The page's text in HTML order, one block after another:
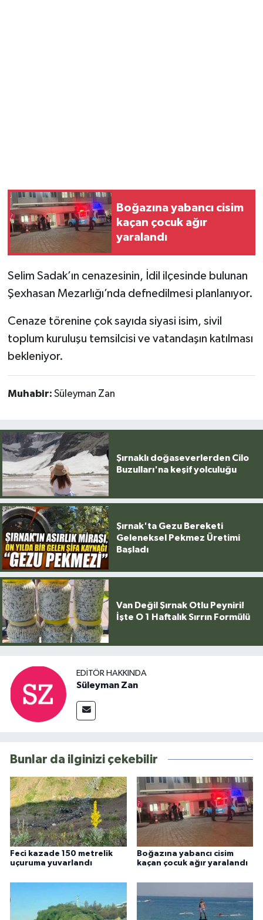
Boğazına yabancı cisim
kaçan çocuk ağır
yaralandı
Selim Sadak’ın cenazesinin, İdil ilçesinde bulunan
Şexhasan Mezarlığı’nda defnedilmesi planlanıyor.
Cenaze törenine çok sayıda siyasi isim, sivil
toplum kuruluşu temsilcisi ve vatandaşın katılması
bekleniyor.
Muhabir: Süleyman Zan
Şırnaklı doğaseverlerden Cilo
Buzulları'na keşif yolculuğu
Şırnak'ta Gezu Bereketi
Geleneksel Pekmez Üretimi
Başladı
Van Değil Şırnak Otlu Peyniri!
İşte O 1 Haftalık Sırrın Formülü
EDITÖR HAKKINDA
Süleyman Zan
Bunlar da ilginizi çekebilir
Feci kazade 150 metrelik
uçuruma yuvarlandı
Boğazına yabancı cisim
kaçan çocuk ağır yaralandı